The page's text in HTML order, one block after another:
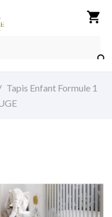
shopping_cart

Tapis Enfant Formule 1